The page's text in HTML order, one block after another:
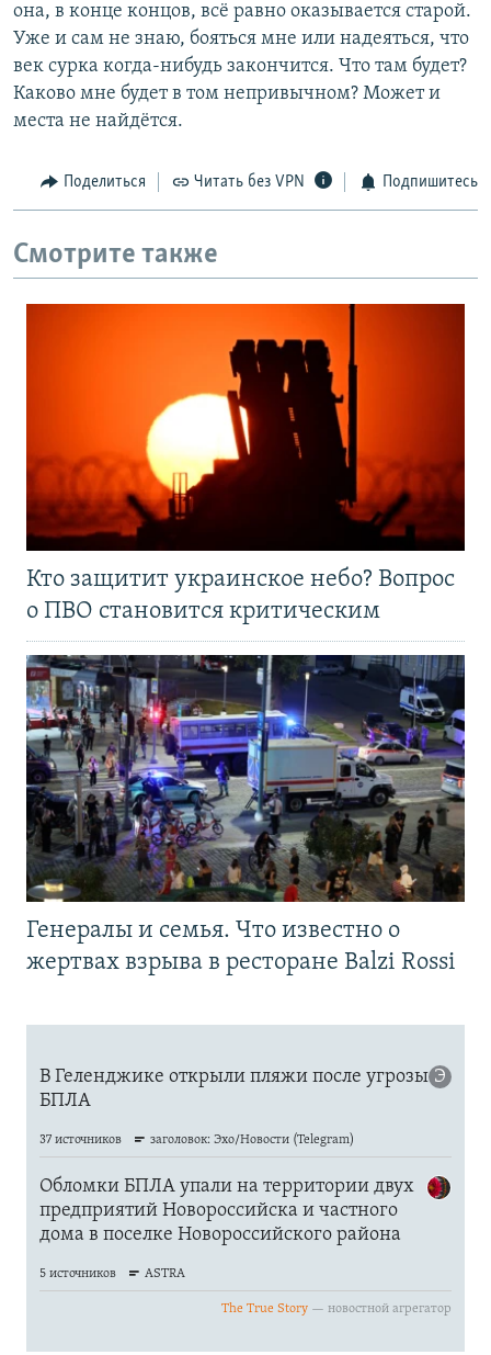
она, в конце концов, всё равно оказывается старой.
Уже и сам не знаю, бояться мне или надеяться, что
век сурка когда-нибудь закончится. Что там будет?
Каково мне будет в том непривычном? Может и
места не найдётся.
Поделиться Читать без VPN Подпишитесь
Смотрите также
Кто защитит украинское небо? Вопрос
о ПВО становится критическим
Генералы и семья. Что известно о
жертвах взрыва в ресторане Balzi Rossi